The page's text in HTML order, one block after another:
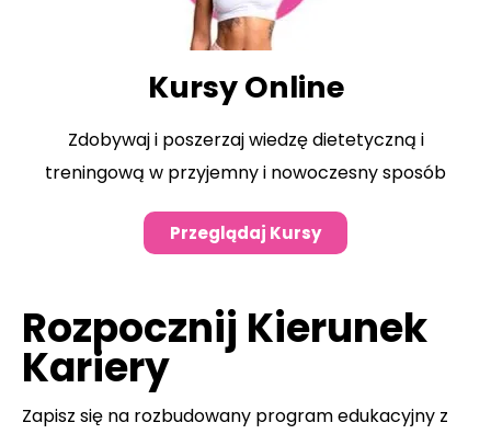
Kursy Online
Zdobywaj i poszerzaj wiedzę dietetyczną i
treningową w przyjemny i nowoczesny sposób
Przeglądaj Kursy
Rozpocznij Kierunek
Kariery
Zapisz się na rozbudowany program edukacyjny z